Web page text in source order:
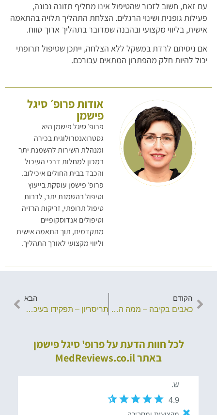
עם זאת, חשוב לזכור שהטיפול אינו מחליף תזונה נכונה,
פעילות גופנית ושינוי הרגלים. הצלחת התהליך תלויה בהתאמה
אישית, בליווי מקצועי ובהבנה שמדובר בתהליך ארוך טווח.
אם ניסיתם לרדת במשקל ללא הצלחה, ייתכן שטיפול תרופתי
יכול להיות חלק מהפתרון המתאים עבורכם.
אודות פרופ׳ סיגל
פישמן
פרופ׳ סיגל פישמן היא
גסטרואנטרולוגית בכירה
ומנהלת השירות להשמנת יתר
במכון למחלות דרכי העיכול
והכבד בבית החולים איכילוב.
פרופ׳ פישמן עוסקת בייעוץ
וטיפול בהשמנת יתר, לרבות
טיפול תרופתי, זריקות הרזיה
וטיפולים אנדוסקופיים
מתקדמים, תוך התאמה אישית
וליווי מקצועי לאורך התהליך.
הקודם
כאבים בקיבה – ממה הם נגרמים, איך מאבחנים ואילו טיפולים קיימים?
הבא
תריסריון – תפקידו בעיכול, מחלות נפוצות ודרכי אבחון
לכל חוות הדעת על פרופ' סיגל פישמן
באתר MedReviews.co.il